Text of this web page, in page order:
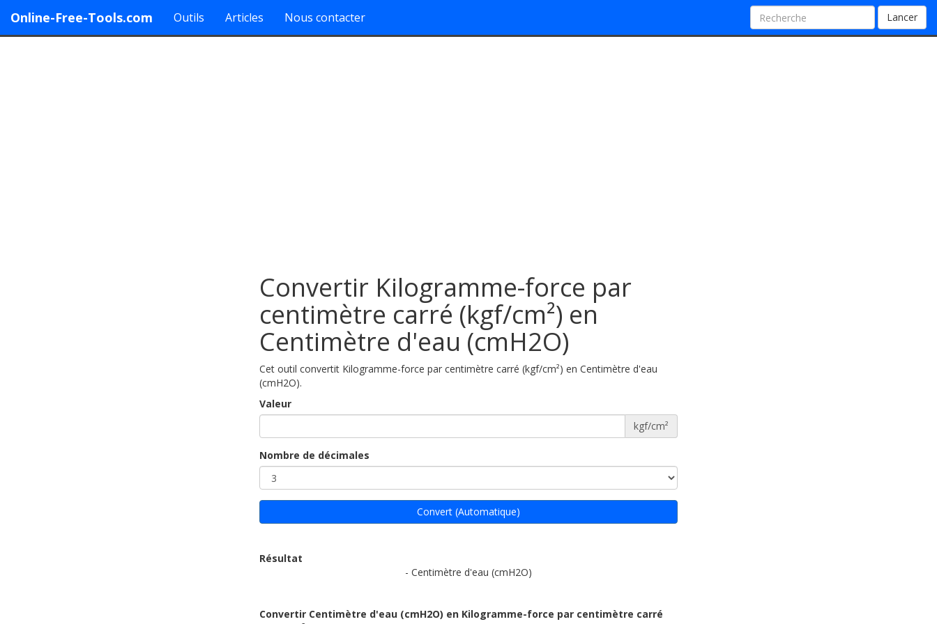
Online-Free-Tools.com Outils Articles Nous contacter Lancer
Convertir Kilogramme-force par
centimètre carré (kgf/cm²) en
Centimètre d'eau (cmH2O)
Cet outil convertit Kilogramme-force par centimètre carré (kgf/cm²) en Centimètre d'eau
(cmH2O).
Valeur
kgf/cm²
Nombre de décimales
Convert (Automatique)
Résultat
- Centimètre d'eau (cmH2O)
Convertir Centimètre d'eau (cmH2O) en Kilogramme-force par centimètre carré